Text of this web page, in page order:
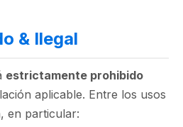
& Ilegal
estrictamente prohibido
aplicable. Entre los usos
en particular: